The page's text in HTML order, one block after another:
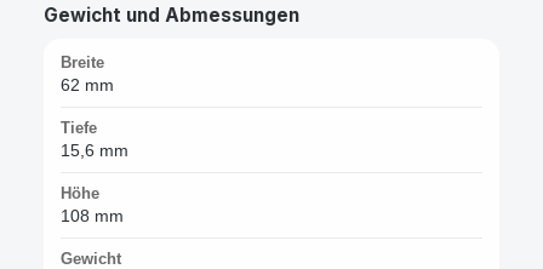
Gewicht und Abmessungen
Breite
62 mm
Tiefe
15,6 mm
Höhe
108 mm
Gewicht